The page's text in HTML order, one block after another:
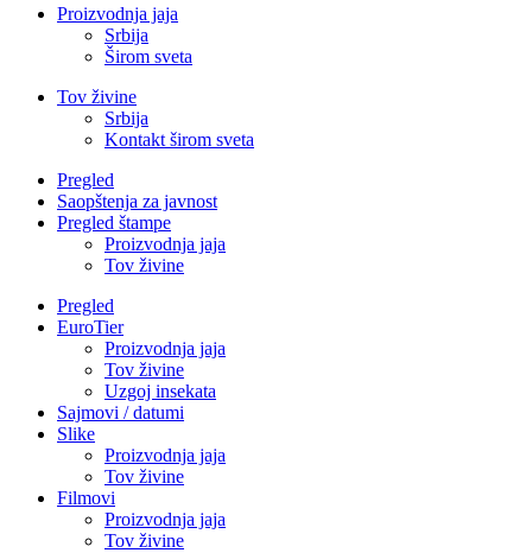
Proizvodnja jaja
Srbija
Širom sveta
Tov živine
Srbija
Kontakt širom sveta
Pregled
Saopštenja za javnost
Pregled štampe
Proizvodnja jaja
Tov živine
Pregled
EuroTier
Proizvodnja jaja
Tov živine
Uzgoj insekata
Sajmovi / datumi
Slike
Proizvodnja jaja
Tov živine
Filmovi
Proizvodnja jaja
Tov živine